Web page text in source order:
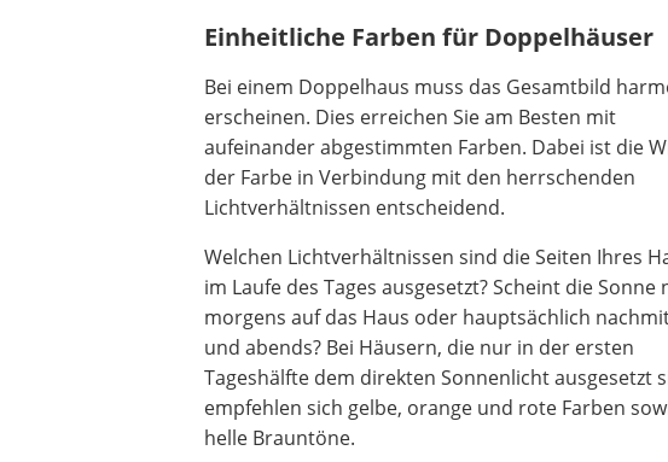
Einheitliche Farben für Doppelhäuser
Bei einem Doppelhaus muss das Gesamtbild
erscheinen. Dies erreichen Sie am Besten mit
aufeinander abgestimmten Farben. Dabei ist die
der Farbe in Verbindung mit den herrschenden
Lichtverhältnissen entscheidend.
Welchen Lichtverhältnissen sind die Seiten Ihres
im Laufe des Tages ausgesetzt? Scheint die Sonne
morgens auf das Haus oder hauptsächlich
und abends? Bei Häusern, die nur in der ersten
Tageshälfte dem direkten Sonnenlicht ausgesetzt
empfehlen sich gelbe, orange und rote Farben
helle Brauntöne.